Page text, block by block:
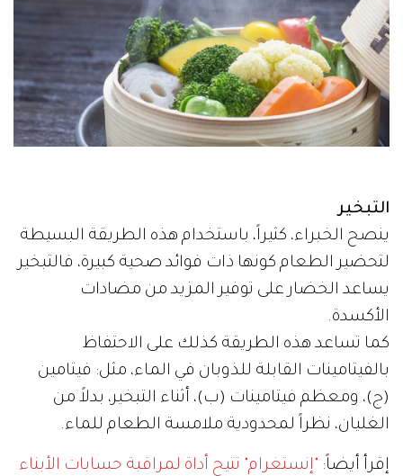
التبخير
ينصح الخبراء، كثيراً، باستخدام هذه الطريقة البسيطة
لتحضير الطعام كونها ذات فوائد صحية كبيرة، فالتبخير
يساعد الخضار على توفير المزيد من مضادات
الأكسدة.
كما تساعد هذه الطريقة كذلك على الاحتفاظ
بالفيتامينات القابلة للذوبان في الماء، مثل: فيتامين
(ج)، ومعظم فيتامينات (ب)، أثناء التبخير، بدلاً من
الغليان، نظراً لمحدودية ملامسة الطعام للماء.
إقرأ أيضاً: "إنستغرام" تتيح أداة لمراقبة حسابات الأبناء